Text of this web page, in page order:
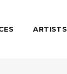
ARTISTS